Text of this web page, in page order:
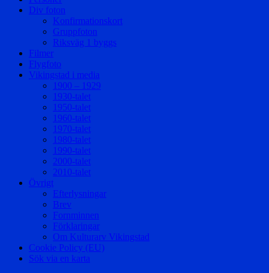
Div foton
Konfirmationskort
Gruppfoton
Riksväg 1 byggs
Filmer
Flygfoto
Vikingstad i media
1900 – 1929
1930-talet
1950-talet
1960-talet
1970-talet
1980-talet
1990-talet
2000-talet
2010-talet
Övrigt
Efterlysningar
Brev
Fornminnen
Förklaringar
Om Kulturarv Vikingstad
Cookie Policy (EU)
Sök via en karta